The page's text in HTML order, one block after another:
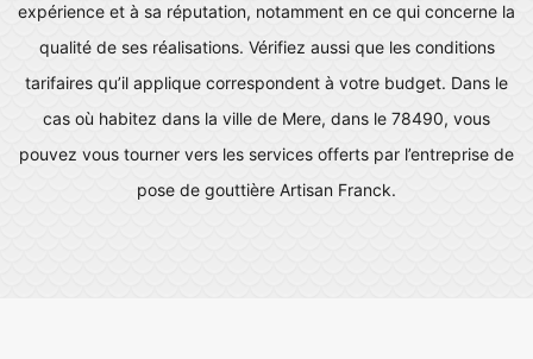
expérience et à sa réputation, notamment en ce qui concerne la
qualité de ses réalisations. Vérifiez aussi que les conditions
tarifaires qu’il applique correspondent à votre budget. Dans le
cas où habitez dans la ville de Mere, dans le 78490, vous
pouvez vous tourner vers les services offerts par l’entreprise de
pose de gouttière Artisan Franck.